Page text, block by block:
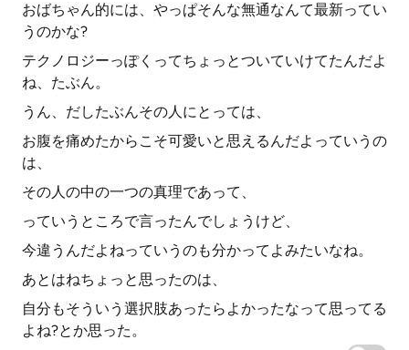
おばちゃん的には、やっぱそんな無通なんて最新ってい
うのかな?
テクノロジーっぽくってちょっとついていけてたんだよ
ね、たぶん。
うん、だしたぶんその人にとっては、
お腹を痛めたからこそ可愛いと思えるんだよっていうの
は、
その人の中の一つの真理であって、
っていうところで言ったんでしょうけど、
今違うんだよねっていうのも分かってよみたいなね。
あとはねちょっと思ったのは、
自分もそういう選択肢あったらよかったなって思ってる
よね?とか思った。